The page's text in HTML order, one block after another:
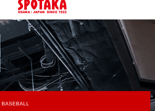
BASEBALL